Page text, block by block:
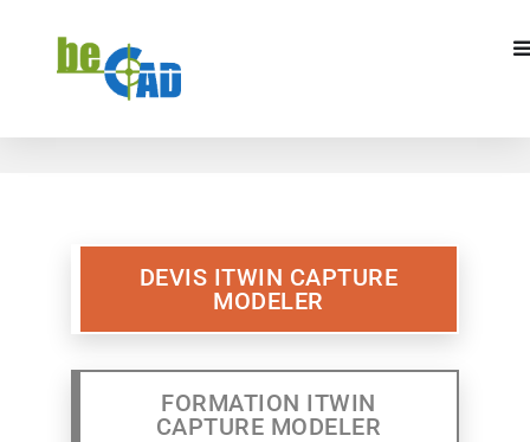
DEVIS ITWIN CAPTURE MODELER
CAPTURE MODELR
DEVIS ITWIN CAPTURE
MODELER
FORMATION ITWIN
CAPTURE MODELER